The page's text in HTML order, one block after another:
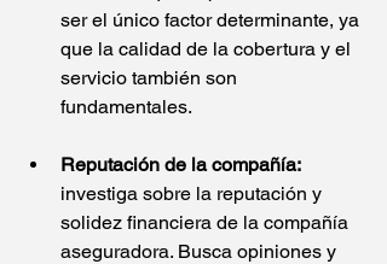
ser el único factor determinante, ya
que la calidad de la cobertura y el
servicio también son
fundamentales.
Reputación de la compañía:
investiga sobre la reputación y
solidez financiera de la compañía
aseguradora. Busca opiniones y